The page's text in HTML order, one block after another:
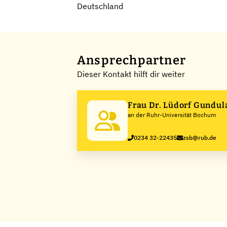
Deutschland
Ansprechpartner
Dieser Kontakt hilft dir weiter
Frau Dr. Lüdorf
an der Ruhr-Universität Bochum
0234 32-22435 zsb@rub.de